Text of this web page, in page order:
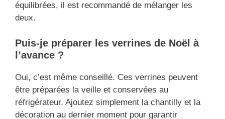
équilibrées, il est recommandé de mélanger les
deux.
Puis-je préparer les verrines de Noël à
l’avance ?
Oui, c’est même conseillé. Ces verrines peuvent
être préparées la veille et conservées au
réfrigérateur. Ajoutez simplement la chantilly et la
décoration au dernier moment pour garantir